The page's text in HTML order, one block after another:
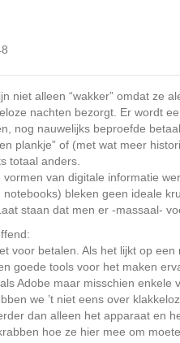
niet alleen “wakker” omdat ze
nachten bezorgt. Er wordt
nog nauwelijks beproefde
plankje” of (met wat meer
totaal anders.
van digitale informatie
bleken geen ideale
staan dat men er -massaal-
voor betalen. Als het lijkt op
goede tools voor het maken
Adobe maar misschien enkele
we ’t niet eens over
dan alleen het apparaat en
hoe ze hier mee om